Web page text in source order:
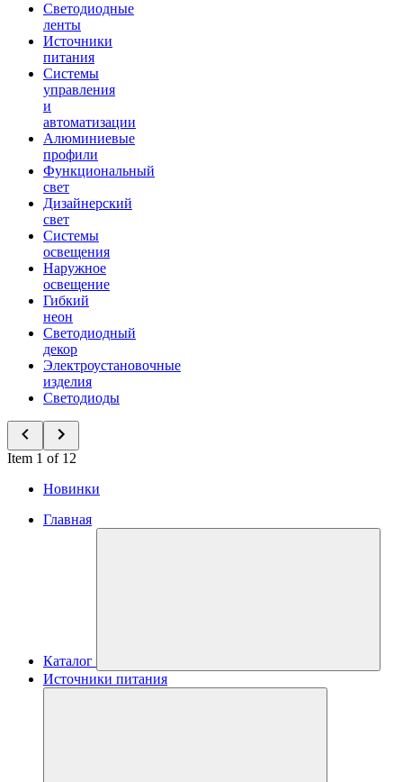
Светодиодные
ленты
Источники
питания
Системы
управления
и
автоматизации
Алюминиевые
профили
Функциональный
свет
Дизайнерский
свет
Системы
освещения
Наружное
освещение
Гибкий
неон
Светодиодный
декор
Электроустановочные
изделия
Светодиоды
Item 1 of 12
Новинки
Главная
Каталог
Источники питания